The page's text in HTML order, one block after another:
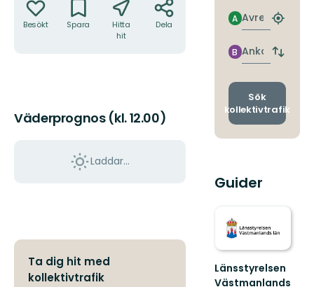
Besökt Spara
Hitta
hit
Dela
Väderprognos (kl. 12.00)
Laddar...
Ta dig hit med
kollektivtrafik
Avresa
A
Hitta
Ankomst
B
Byt
och
Sök
kollektivtrafik
Guider
Länsstyrelsen
Västmanlands